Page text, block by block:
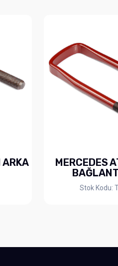
ARKA
MERCEDES
Stok Kodu: